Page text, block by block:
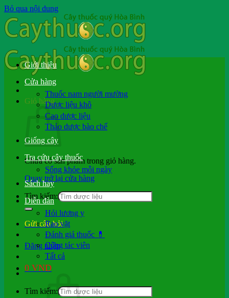
Bỏ qua nội dung
Giỏ hàng
Chưa có sản phẩm trong giỏ hàng.
Quay trở lại cửa hàng
Tìm kiếm:
Gửi câu hỏi
Đăng nhập
0 VND
Giới thiệu
Cửa hàng
Thuốc nam người mường
Dược liệu khô
Cao dược liệu
Thảo dược bào chế
Giống cây
Tra cứu cây thuốc
Sống khỏe mỗi ngày
Sách hay
Diễn đàn
Hỏi lương y
Rao vặt
Đánh giá thuốc 💊
Cộng tác viên
Tất cả
Tìm kiếm: